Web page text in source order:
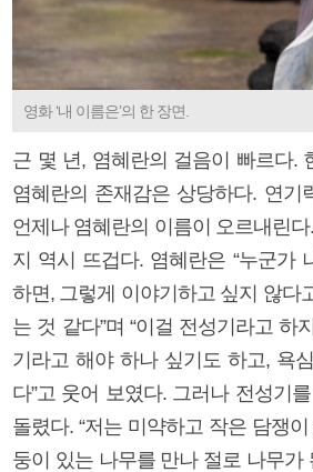
영화 ‘내 이름은’의 한 장면.
근 몇 년, 염혜란의 걸음이 빠르다.
염혜란의 존재감은 상당하다. 연기
언제나 염혜란의 이름이 오르내린
지 역시 뜨겁다. 염혜란은 “누군가
하면, 그렇게 이야기하고 싶지 않다
는 것 같다”며 “이걸 전성기라고 하
기라고 해야 하나 싶기도 하고, 욕
다”고 웃어 보였다. 그러나 전성기
돌렸다. “저는 미약하고 작은 담쟁
둥이 있는 나무를 만나 절로 나무가